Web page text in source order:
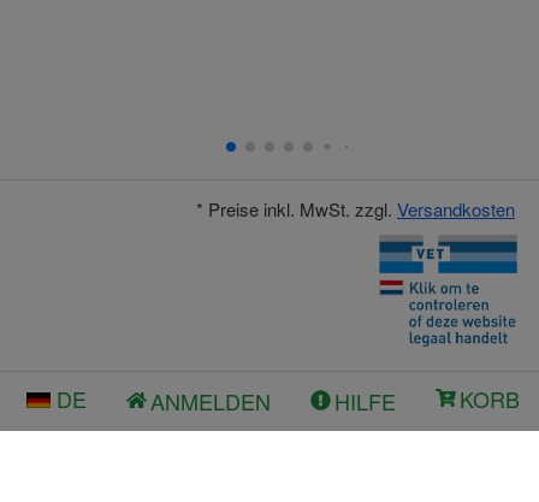
* Preise inkl. MwSt. zzgl. Versandkosten
DE ANMELDEN HILFE KORB